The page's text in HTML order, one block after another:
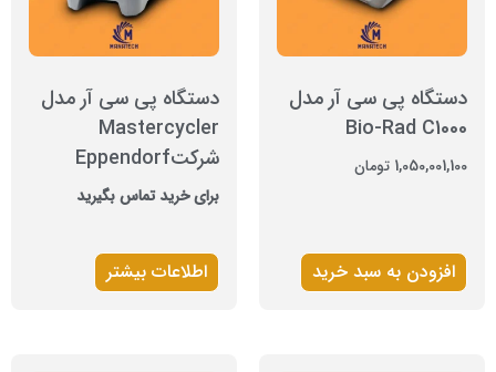
دستگاه پی سی آر مدل
Bio-Rad C1000
1,050,001,100 تومان
افزودن به سبد خرید
دستگاه پی سی آر مدل
Mastercycler
شرکتEppendorf
برای خرید تماس بگیرید
اطلاعات بیشتر